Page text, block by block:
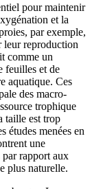
pour maintenir
et la
par exemple,
leur reproduction
comme un
feuilles et de
aquatique. Ces
des macro-
trophique
taille est trop
études menées en
une
rapport aux
plus naturelle.